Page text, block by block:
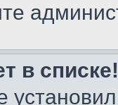
в списке!